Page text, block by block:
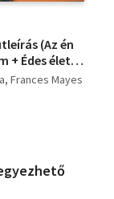
(Az én
+ Édes élet
Frances Mayes